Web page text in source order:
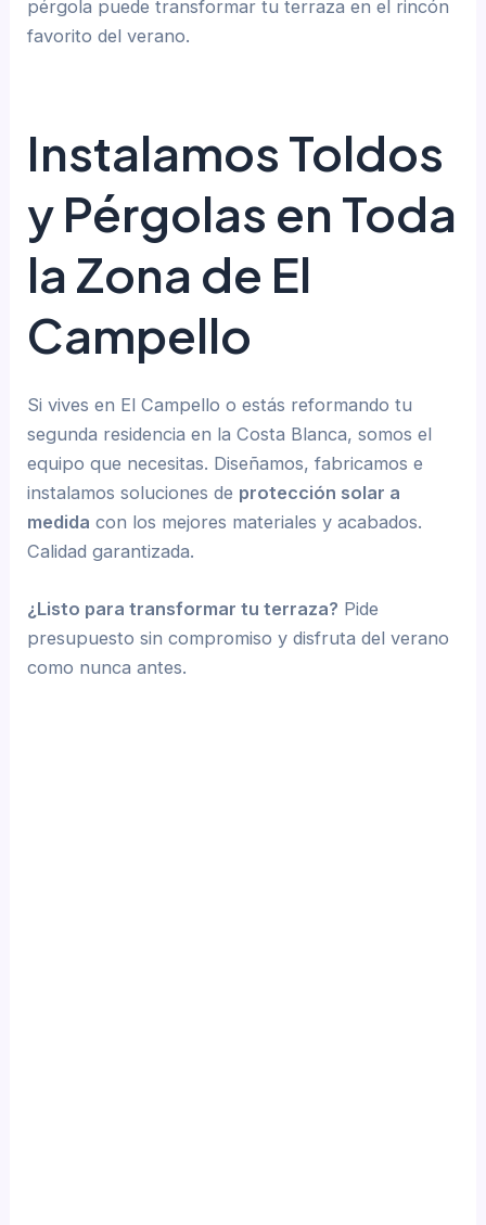
pérgola puede transformar tu terraza en el rincón
favorito del verano.
Instalamos Toldos
y Pérgolas en Toda
la Zona de El
Campello
Si vives en El Campello o estás reformando tu
segunda residencia en la Costa Blanca, somos el
equipo que necesitas. Diseñamos, fabricamos e
instalamos soluciones de protección solar a
medida con los mejores materiales y acabados.
Calidad garantizada.
¿Listo para transformar tu terraza? Pide
presupuesto sin compromiso y disfruta del verano
como nunca antes.